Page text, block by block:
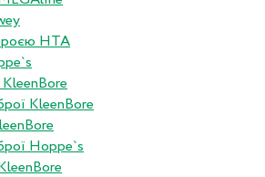
HTA
KleenBore
Hoppe`s